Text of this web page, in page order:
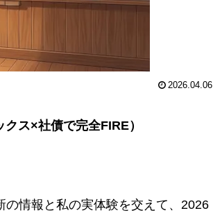
2026.04.06
ス×社債で完全FIRE）
情報と私の実体験を交えて、2026